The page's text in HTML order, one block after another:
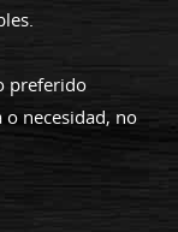
preferido
necesidad, no